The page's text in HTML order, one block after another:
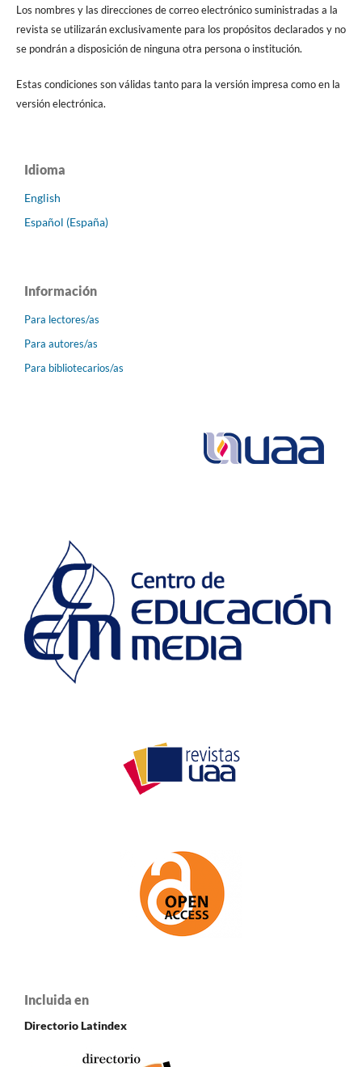
Los nombres y las direcciones de correo electrónico suministradas a la
revista se utilizarán exclusivamente para los propósitos declarados y no
se pondrán a disposición de ninguna otra persona o institución.
Estas condiciones son válidas tanto para la versión impresa como en la
versión electrónica.
Idioma
English
Español (España)
Información
Para lectores/as
Para autores/as
Para bibliotecarios/as
Incluida en
Directorio Latindex